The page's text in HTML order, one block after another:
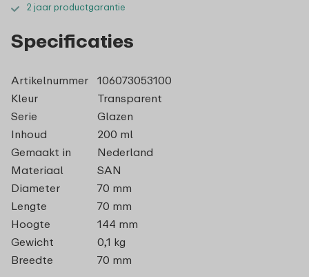
2 jaar productgarantie
Specificaties
Artikelnummer
106073053100
Kleur
Transparent
Serie
Glazen
Inhoud
200 ml
Gemaakt in
Nederland
Materiaal
SAN
Diameter
70 mm
Lengte
70 mm
Hoogte
144 mm
Gewicht
0,1 kg
Breedte
70 mm